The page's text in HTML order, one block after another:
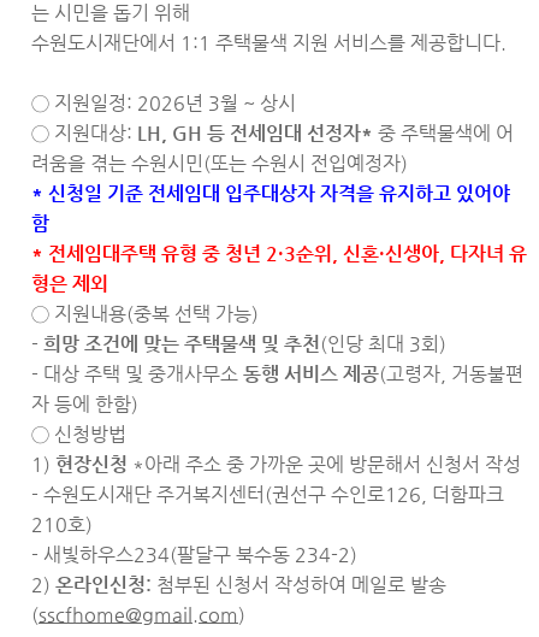
는 시민을 돕기 위해
수원도시재단에서 1:1 주택물색 지원 서비스를 제공합니다.
◯ 지원일정: 2026년 3월 ~ 상시
◯ 지원대상: LH, GH 등 전세임대 선정자* 중 주택물색에 어
려움을 겪는 수원시민(또는 수원시 전입예정자)
* 신청일 기준 전세임대 입주대상자 자격을 유지하고 있어야
함
* 전세임대주택 유형 중 청년 2·3순위, 신혼·신생아, 다자녀 유
형은 제외
◯ 지원내용(중복 선택 가능)
- 희망 조건에 맞는 주택물색 및 추천(인당 최대 3회)
- 대상 주택 및 중개사무소 동행 서비스 제공(고령자, 거동불편
자 등에 한함)
◯ 신청방법
1) 현장신청 *아래 주소 중 가까운 곳에 방문해서 신청서 작성
- 수원도시재단 주거복지센터(권선구 수인로126, 더함파크
210호)
- 새빛하우스234(팔달구 북수동 234-2)
2) 온라인신청: 첨부된 신청서 작성하여 메일로 발송
(sscfhome@gmail.com)